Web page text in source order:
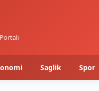
Saglik Spor